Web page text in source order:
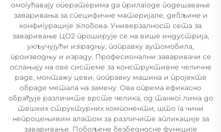
омогућавају оператерима да прилагоде подешавање
заваривања за специфичне материјале, дебљине и
конфигурације зглобова. Универзалност сета за
заваривање ЦО2 проширује се на више индустрија,
укључујући изградњу, поправку аутомобила,
производњу и израду. Професионални заваривачи се
ослањају на ове системе за конструктивне челичне
раде, монтажу цеви, поправку машина и пројекте
обраде метала на замену. Ова опрема ефикасно
обрађује различите врсте челика, од танког лима до
тешких структурних компоненти, што га чини
непроцењивим алатом за различите апликације за
заваривање. Побољене безбедносне функције